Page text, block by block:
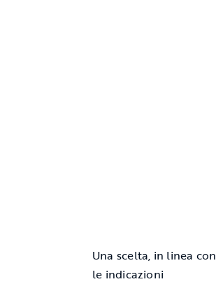
Una scelta, in linea con
le indicazioni